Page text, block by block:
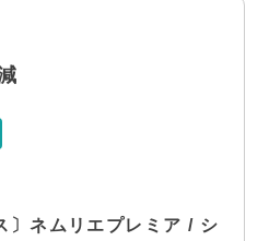
〕ネムリエプレミア / シ